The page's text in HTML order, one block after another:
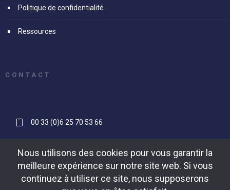
Politique de confidentialité
Ressources
CONTACT
00 33 (0)6 25 70 53 66
Nous utilisons des cookies pour vous garantir la
meilleure expérience sur notre site web. Si vous
continuez à utiliser ce site, nous supposerons